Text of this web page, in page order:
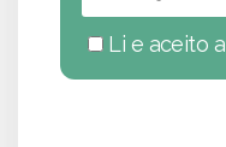
Li e aceito a